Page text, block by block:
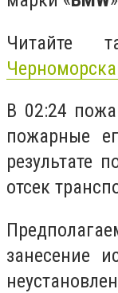
Читайте
В 02:24
пожарные
результате
отсек
занесение